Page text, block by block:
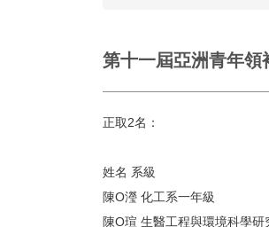
第十一屆亞洲青年
正取2名：
姓名 系級
陳O瀅 化工系一年級
陳O瑄 生醫工程與環境科學研